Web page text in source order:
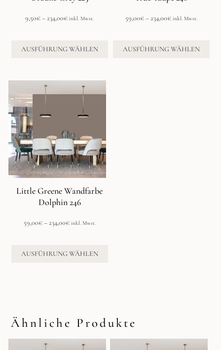
9,50€ –234,00€Preisspanne:
234,00€
inkl. Mwst.
AUSFÜHRUNG WÄHLEN
gewählt
werden
59,00€–234,00€Preisspanne:
234,00€
inkl. Mwst.
AUSFÜHRUNG WÄHLEN
gewählt
werden
Little Greene Wandfarbe
Dolphin 246
59,00€–234,00€Preisspanne:
234,00€
inkl. Mwst.
AUSFÜHRUNG WÄHLEN
Produkt
mehrere
auf.
Optionen
können
auf
der
Produktseite
gewählt
werden
Ähnliche Produkte